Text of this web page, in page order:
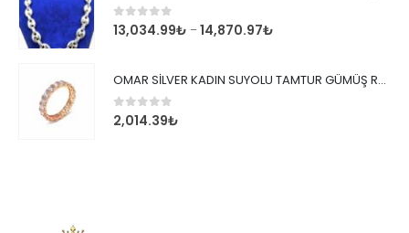
0out of 5
13,034.99₺ –14,870.97₺
OMAR SİLVER KADIN SUYOLU TAMTUR GÜMÜŞ ROSE YÜZÜK SU YOLU TAMTUR YÜZÜK Omr8149
0 out of 5
2,014.39₺